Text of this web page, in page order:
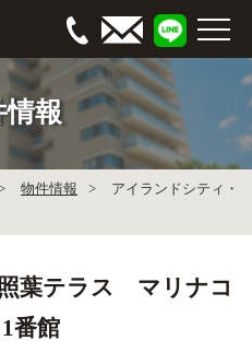
情報
物件情報
アイランドシティ・
葉テラス マリナコ
番館